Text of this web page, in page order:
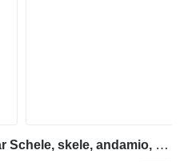
Plettac Distribution Modular Schele, skele, andamio, scaffolding, pastoliai, tellingu